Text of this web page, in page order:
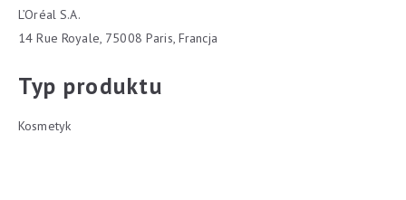
L’Oréal S.A.
14 Rue Royale, 75008 Paris, Francja
Typ produktu
Kosmetyk